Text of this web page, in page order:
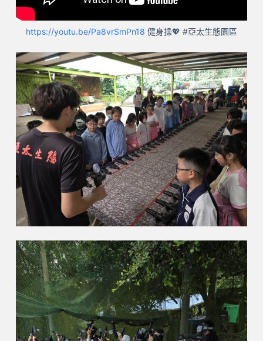
https://youtu.be/Pa8vrSmPn18 健身操💖 #亞太生態園區